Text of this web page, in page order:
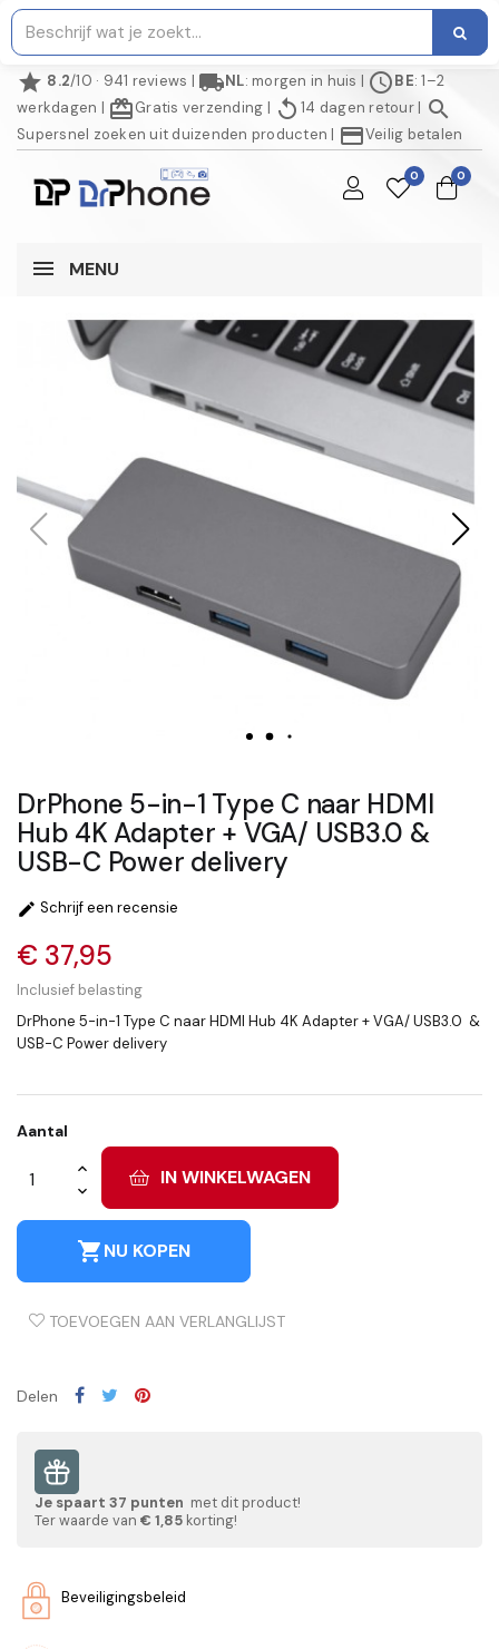
star 8.2/10 · 941 reviews | local_shippingNL: morgen in huis | scheduleBE: 1–2
werkdagen | redeemGratis verzending | replay 14 dagen retour| search
Supersnel zoeken uit duizenden producten | credit_cardVeilig betalen
0 0
MENU
DrPhone 5-in-1 Type C naar HDMI
Hub 4K Adapter + VGA/ USB3.0 &
USB-C Power delivery
 Schrijf een recensie
€ 37,95
Inclusief belasting
DrPhone 5-in-1 Type C naar HDMI Hub 4K Adapter + VGA/ USB3.0 &
USB-C Power delivery
Aantal
IN WINKELWAGEN
shopping_cartNU KOPEN
TOEVOEGEN AAN VERLANGLIJST
Delen
Je spaart 37 punten met dit product!
Ter waarde van € 1,85 korting!
Beveiligingsbeleid